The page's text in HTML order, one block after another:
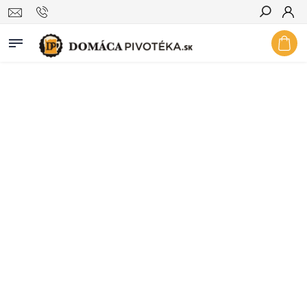
Hľadať